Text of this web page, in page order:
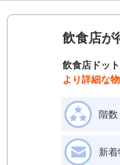
飲食店が
飲食店ドッ
より詳細な
階数
新着